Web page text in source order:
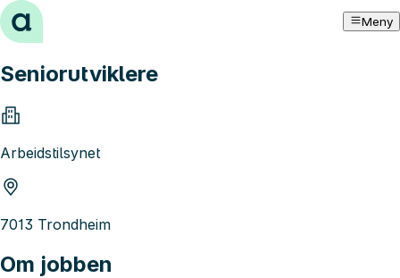
Hopp til innhold Meny
Seniorutviklere
Arbeidstilsynet
7013 Trondheim
Om jobben